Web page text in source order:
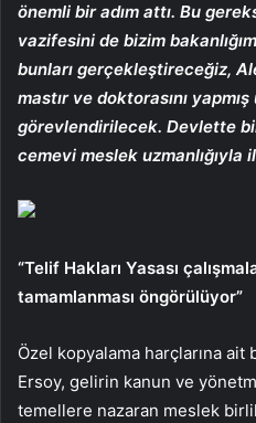
önemli bir adım attı. Bu
vazifesini de bizim
bunları gerçekleştireceğiz,
mastır ve doktorasını
görevlendirilecek. Devlette
cemevi meslek uzmanlığıyla
“Telif Hakları Yasası
tamamlanması öngörülüyor”
Özel kopyalama harçlarına
Ersoy, gelirin kanun ve
temellere nazaran meslek